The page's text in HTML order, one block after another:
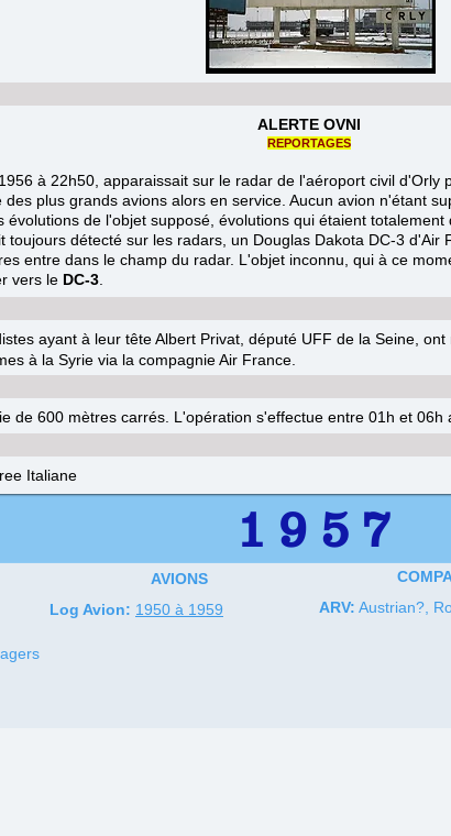
ALERTE OVNI
REPORTAGES
à 22h50, apparaissait sur le radar de l'aéroport civil
plus grands avions alors en service. Aucun avion n'étant
de l'objet supposé, évolutions qui étaient
toujours détecté sur les radars, un Douglas Dakota DC-3
entre dans le champ du radar. L'objet inconnu, qui à ce
vers le DC-3
ayant à leur tête Albert Privat, député UFF de la Seine,
à la Syrie via la compagnie Air France.
de 600 mètres carrés. L'opération s'effectue entre 01h et 06h
Italiane
1 9 5 7
AVIONS
Log Avion: 1950 à 1959
ARV: Austrian?,